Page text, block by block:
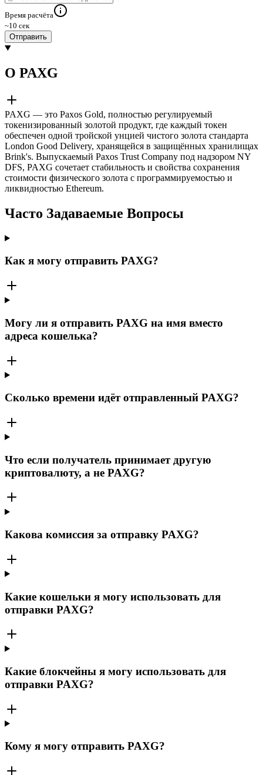
Время расчёта
~10 сек
Отправить
О PAXG
PAXG — это Paxos Gold, полностью регулируемый
токенизированный золотой продукт, где каждый токен
обеспечен одной тройской унцией чистого золота стандарта
London Good Delivery, хранящейся в защищённых хранилищах
Brink's. Выпускаемый Paxos Trust Company под надзором NY
DFS, PAXG сочетает стабильность и свойства сохранения
стоимости физического золота с программируемостью и
ликвидностью Ethereum.
Часто Задаваемые Вопросы
Как я могу отправить PAXG?
Могу ли я отправить PAXG на имя вместо
адреса кошелька?
Сколько времени идёт отправленный PAXG?
Что если получатель принимает другую
криптовалюту, а не PAXG?
Какова комиссия за отправку PAXG?
Какие кошельки я могу использовать для
отправки PAXG?
Какие блокчейны я могу использовать для
отправки PAXG?
Кому я могу отправить PAXG?